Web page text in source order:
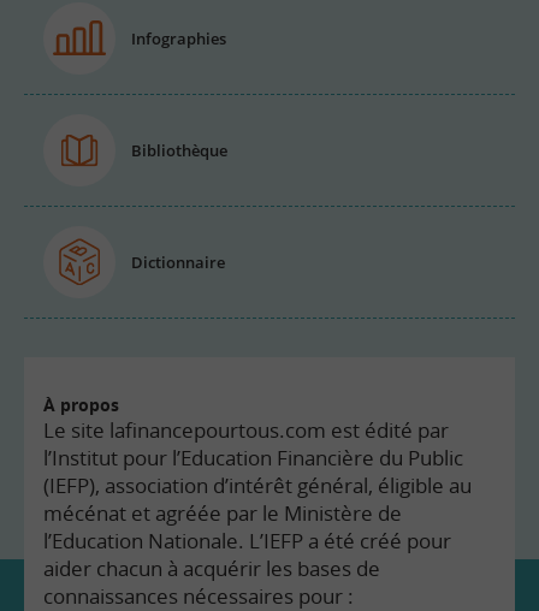
Infographies
Bibliothèque
Dictionnaire
À propos
Le site lafinancepourtous.com est édité par
l’Institut pour l’Education Financière du Public
(IEFP), association d’intérêt général, éligible au
mécénat et agréée par le Ministère de
l’Education Nationale. L’IEFP a été créé pour
aider chacun à acquérir les bases de
connaissances nécessaires pour :